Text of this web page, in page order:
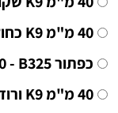
40 מ"מ K9 כחול/ כרום
כפתור B325 - ‏40 מ"מ K9 שקוף/ כרום
40 מ"מ K9 ורוד/ כרום